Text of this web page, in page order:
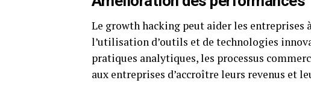
Le growth hacking peut aider les entreprises
l’utilisation d’outils et de technologies
pratiques analytiques, les processus
aux entreprises d’accroître leurs revenus et